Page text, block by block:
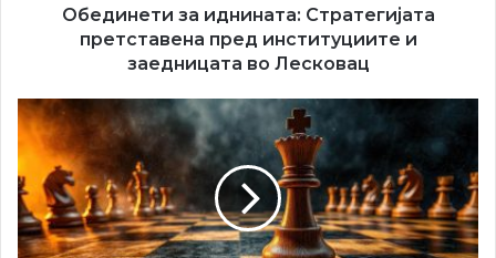
Лесковац
Обединети за иднината: Стратегијата
претставена пред институциите и
заедницата во Лесковац
ПРВО
КОЛО